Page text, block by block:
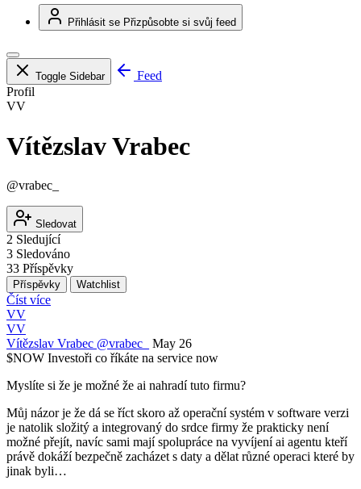
Přihlásit se Přizpůsobte si svůj feed
Toggle Sidebar
Feed
Profil
VV
Vítězslav Vrabec
@vrabec_
Sledovat
2 Sledující
3 Sledováno
33 Příspěvky
Příspěvky Watchlist
Číst více
VV
VV
Vítězslav Vrabec @vrabec_
May 26
$NOW Investoři co říkáte na service now
Myslíte si že je možné že ai nahradí tuto firmu?
Můj názor je že dá se říct skoro až operační systém v software verzi
je natolik složitý a integrovaný do srdce firmy že prakticky není
možné přejít, navíc sami mají spolupráce na vyvíjení ai agentu kteří
právě dokáží bezpečně zacházet s daty a dělat různé operaci které by
jinak byli…